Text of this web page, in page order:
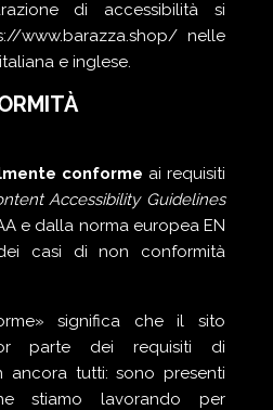
di accessibilità si
www.barazza.shop/ nelle
e inglese.
conforme ai requisiti
Accessibility Guidelines
e dalla norma europea EN
casi di non conformità
significa che il sito
parte dei requisiti di
ancora tutti: sono presenti
stiamo lavorando per